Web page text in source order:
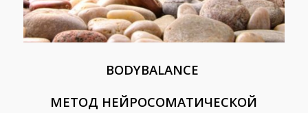
BODYBALANCE
МЕТОД НЕЙРОСОМАТИЧЕСКОЙ